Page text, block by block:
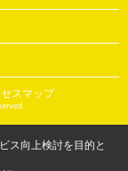
セスマップ
ス向上検討を目的と